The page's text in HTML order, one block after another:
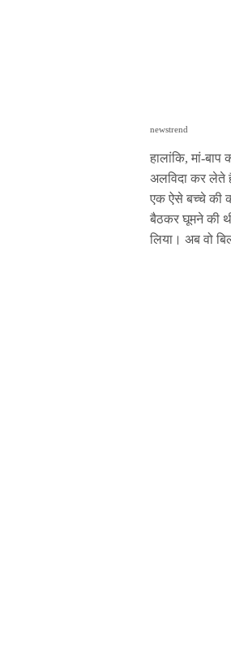
newstrend
हालांकि, मां-
अलविदा कर
एक ऐसे बच्चे की
बैठकर घूमने की
लिया। अब वो